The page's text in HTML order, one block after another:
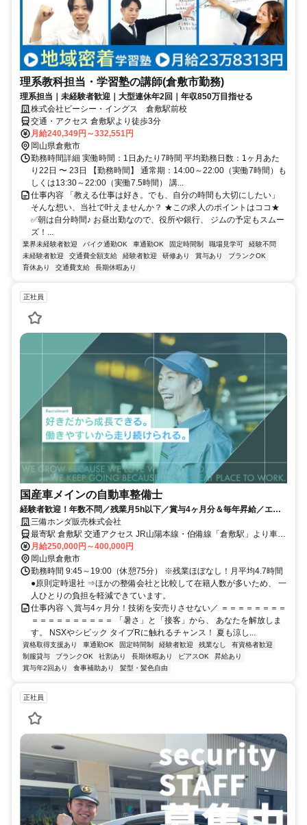
理系教科担当・学習塾の講師(倉敷市勤務)
理系担当｜未経験者歓迎｜大型連休年2回｜年収850万目指せる
株式会社ビーシー・イングス 倉敷駅前校
交通・アクセス 倉敷駅より徒歩3分
月給240,349円～332,551円
岡山県倉敷市
勤務時間詳細 実働時間：1日あたり7時間 平均勤務日数：1ヶ月あた
り22日 〜 23日 【勤務時間】 通常期：14:00～22:00（実働7時間）も
しくは13:30～22:00（実働7.5時間） 講...
仕事内容 「教える仕事は好き。でも、自分の時間も大切にしたい」
そんな想い、当社で叶えませんか？ ★この求人のポイントはココ★
✅朝は自分時間♪ お昼出勤なので、役所や銀行、 ジムの予定もスムー
ズ！...
業界未経験者歓迎 バイク通勤OK 車通勤OK 固定時間制 職場見学可
経験不問
未経験者歓迎
交通費全額支給 経験者歓迎 研修あり 賞与あり
ブランクOK
育休あり
交通費支給 長期休暇あり
正社員
国産車メインの自動車整備士
経験者歓迎！年数不問／残業月5h以下／賞与4ヶ月分＆毎年昇給／エア
コン完備で快適／接客＆ノルマなし
三備ホンダ販売株式会社
最寄駅 倉敷駅 交通アクセス JR山陽本線・伯備線「倉敷駅」より車で
6分 ●車通勤OK ●社員駐車場あり ※県内の店舗へ異動の可能性あり ⇒
本人のキャリアプランや居住地を十分に考慮し、相談のうえで決定し
ます。 一方的な転勤はありませんのでご安心ください。 ＜本社（中
庄店）からの距離＞ 笹沖店：車で20分、10km程度 玉島店：車で20
分、15km程度 玉野店：車で50分、30km程度
月給250,000円～400,000円
岡山県倉敷市
勤務時間 9:45～19:00（休憩75分） ※残業ほぼなし！月平均4.7時間
●原則定時退社 ⇒ほかの整備会社と比較して在籍人数が多いため、 一
人ひとりの負担を軽減できています。
仕事内容 ＼賞与4ヶ月分！技術を安売りさせない／ ＝＝＝＝＝＝＝＝
＝＝＝＝＝＝＝＝＝＝ 「暑さ」と「接客」から、 あなたを解放しま
す。 NSXやシビック タイプRに触れるチャンス！ 夏も涼し...
資格取得支援あり 車通勤OK 固定時間制 経験者歓迎 残業なし
有資格者歓迎
制服貸与
ブランクOK 社割あり 長期休暇あり ピアスOK
昇給あり
賞与年2回あり
食事補助あり 髪型・髪色自由
正社員